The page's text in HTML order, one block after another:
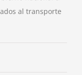
al transporte